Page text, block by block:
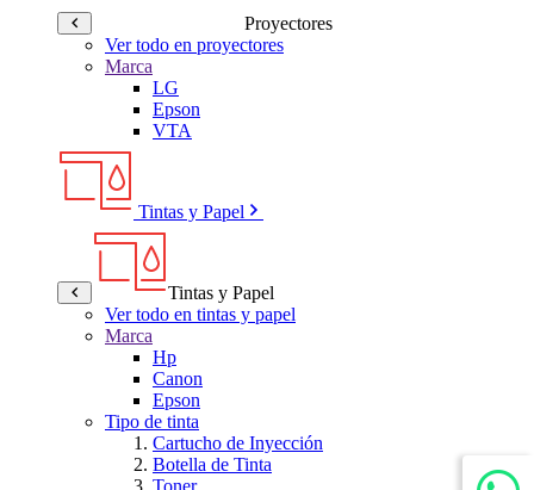
Proyectores
Ver todo en proyectores
Marca
LG
Epson
VTA
Tintas y Papel
Tintas y Papel
Ver todo en tintas y papel
Marca
Hp
Canon
Epson
Tipo de tinta
Cartucho de Inyección
Botella de Tinta
Toner